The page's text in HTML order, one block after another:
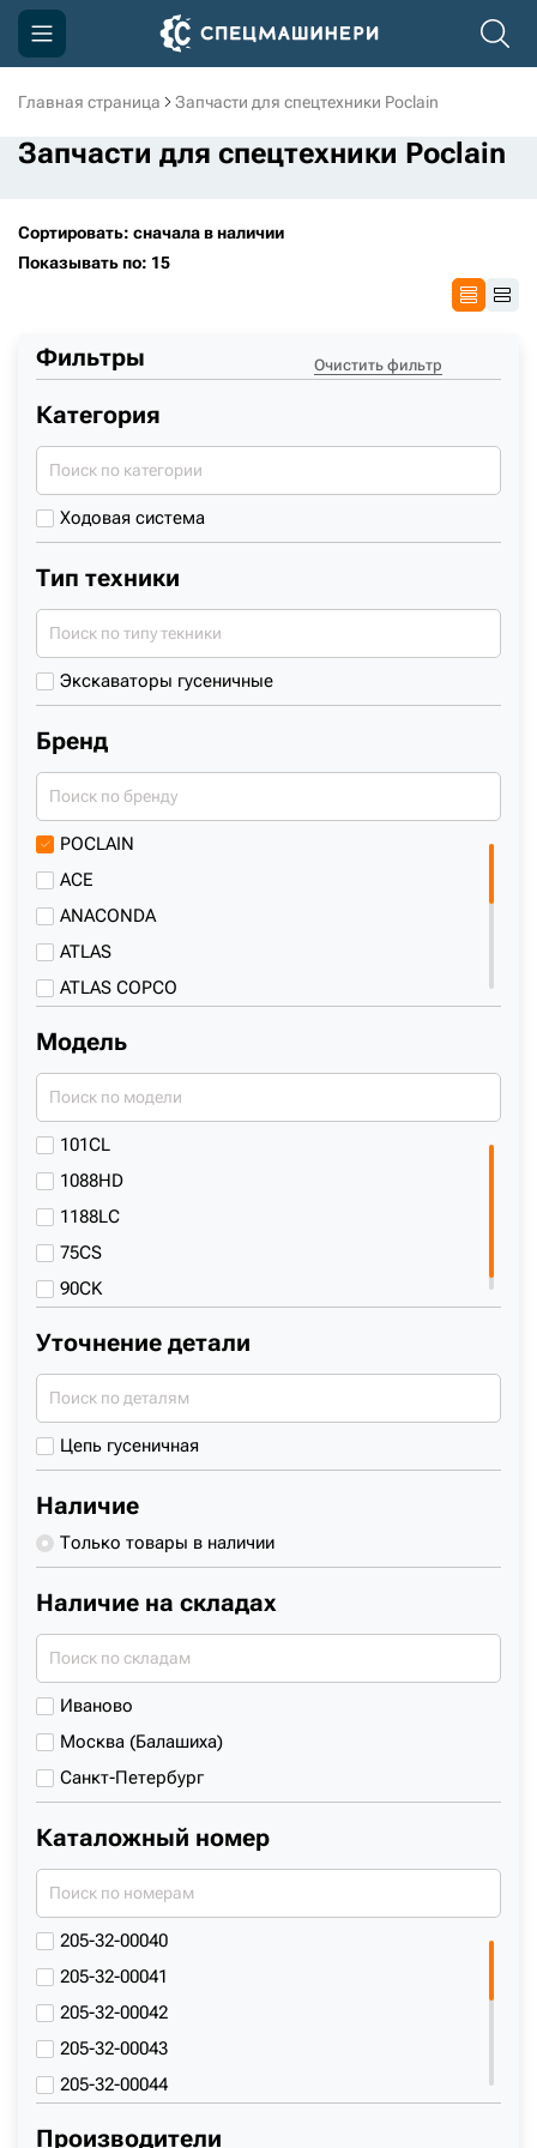
Главная страница Запчасти для спецтехники Poclain
Запчасти для спецтехники Poclain
Сортировать: сначала в наличии
Показывать по: 15
Фильтры Очистить фильтр
Категория
Ходовая система
Тип техники
Экскаваторы гусеничные
Бренд
POCLAIN
ACE
ANACONDA
ATLAS
ATLAS COPCO
BULL
CASE
DEVELON
DOOSAN
DRESSTA
ELAZ
FIAT-KOBELCO
FOTON
FURUKAWA
GALOTRAX
HENGTE
HIDROMEK
HITACHI
HYUNDAI
JCB
JINGGONG
LGCE
LIEBHERR
Модель
101CL
1088HD
1188LC
75CS
90CK
Уточнение детали
Цепь гусеничная
Наличие
Только товары в наличии
Наличие на складах
Иваново
Москва (Балашиха)
Санкт-Петербург
Каталожный номер
205-32-00040
205-32-00041
205-32-00042
205-32-00043
205-32-00044
Производители
Компания
Акции
Информация
3D тур по производству
3D тур по складам
sksale@skdst.ru
+7 (499) 394-50-93